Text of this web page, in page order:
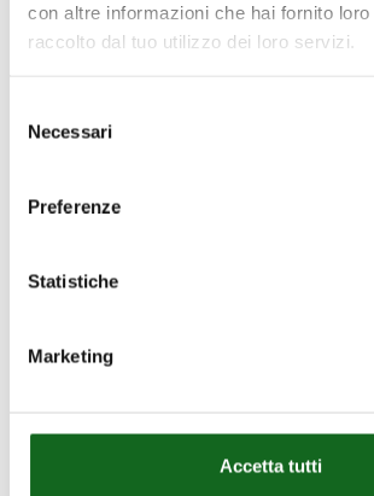
con altre informazioni che hai fornito
raccolto dal tuo utilizzo dei loro servizi.
delNecessari
Preferenze
Statistiche
Marketing
Accetta tutti